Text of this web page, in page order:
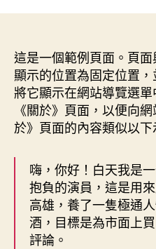
這是一個範例頁面。頁
顯示的位置為固定位置
將它顯示在網站導覽選
《關於》頁面，以便向
於》頁面的內容類似以下
嗨，你好！白天我是
抱負的演員，這是用
高雄，養了一隻極通
酒，目標是為市面上
評論。